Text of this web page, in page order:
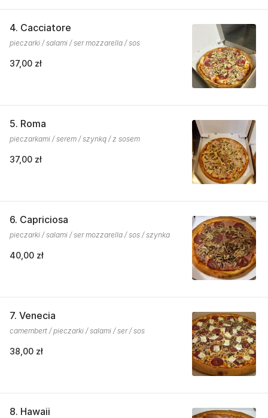
4. Cacciatore
pieczarki / salami / ser mozzarella / sos
37,00 zł
5. Roma
pieczarkami / serem / szynką / z sosem
37,00 zł
6. Capriciosa
pieczarki / salami / ser mozzarella / sos / szynka
40,00 zł
7. Venecia
camembert / pieczarki / salami / ser / sos
38,00 zł
8. Hawaii